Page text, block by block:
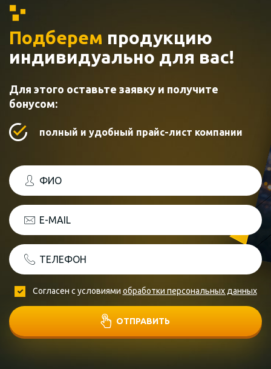
Подберем продукцию
индивидуально для вас!
Для этого оставьте заявку и получите
бонусом:
полный и удобный прайс-лист компании
ФИО
E-MAIL
ТЕЛЕФОН
Согласен с условиями обработки персональных данных
ОТПРАВИТЬ